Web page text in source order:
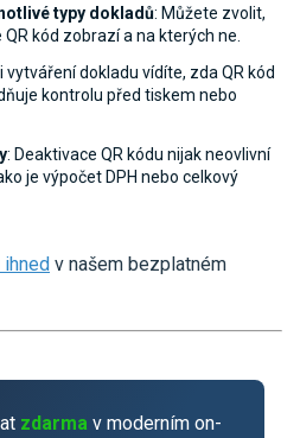
typy dokladů: Můžete zvolit,
kód zobrazí a na kterých ne.
vytváření dokladu vídíte, zda QR kód
kontrolu před tiskem nebo
: Deaktivace QR kódu nijak neovlivní
je výpočet DPH nebo celkový
v našem bezplatném
zdarma v moderním on-